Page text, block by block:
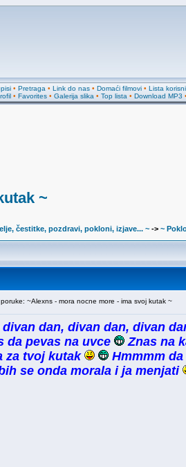
• Pretraga • Link do nas• Domaći filmovi• Lista
• Favorites • Galerija slika • Top lista • Download MP3 •
~
čestitke, pozdravi, pokloni, izjave... ~-> ~
~Alexns - mora nocne more - ima svoj kutak ~
dan, divan dan, divan
da pevas na uvce
Znas na
za tvoj kutak
Hmmmm da
se onda morala i ja menjati